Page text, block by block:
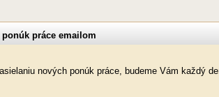
práce emailom
nových ponúk práce, budeme Vám každý